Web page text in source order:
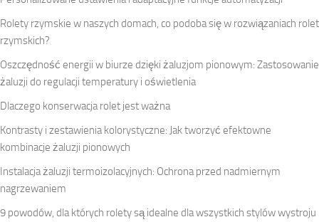
Rolety rzymskie w naszych domach, co podoba się w rozwiązaniach rolet
rzymskich?
Oszczędność energii w biurze dzięki żaluzjom pionowym: Zastosowanie
żaluzji do regulacji temperatury i oświetlenia
Dlaczego konserwacja rolet jest ważna
Kontrasty i zestawienia kolorystyczne: Jak tworzyć efektowne
kombinacje żaluzji pionowych
Instalacja żaluzji termoizolacyjnych: Ochrona przed nadmiernym
nagrzewaniem
9 powodów, dla których rolety są idealne dla wszystkich stylów wystroju